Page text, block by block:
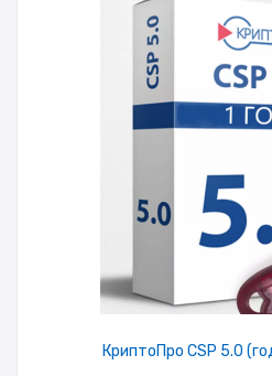
КриптоПро CSP 5.0